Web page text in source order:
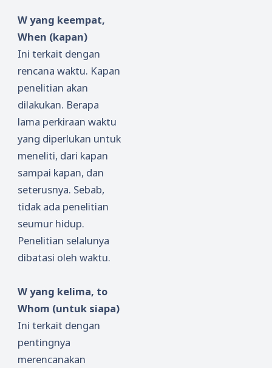
W yang keempat,
When (kapan)
Ini terkait dengan
rencana waktu. Kapan
penelitian akan
dilakukan. Berapa
lama perkiraan waktu
yang diperlukan untuk
meneliti, dari kapan
sampai kapan, dan
seterusnya. Sebab,
tidak ada penelitian
seumur hidup.
Penelitian selalunya
dibatasi oleh waktu.
W yang kelima, to
Whom (untuk siapa)
Ini terkait dengan
pentingnya
merencanakan